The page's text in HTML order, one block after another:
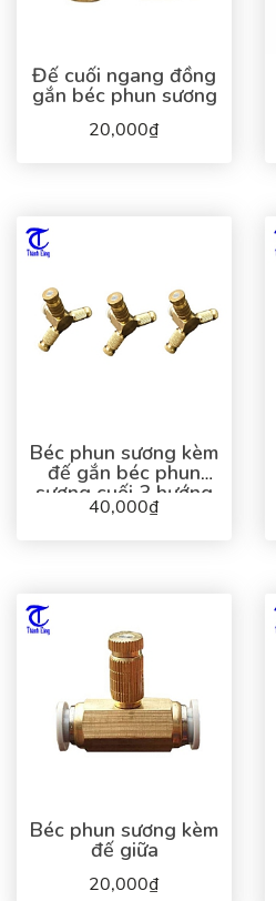
Đế cuối ngang đồng
gắn béc phun sương
20,000₫
Béc phun sương kèm
đế gắn béc phun
sương cuối 3 hướng
40,000₫
Béc phun sương kèm
đế giữa
20,000₫